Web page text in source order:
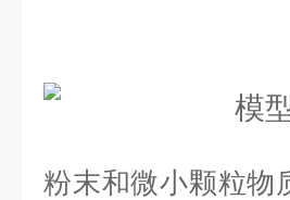
粉末和微小颗粒物